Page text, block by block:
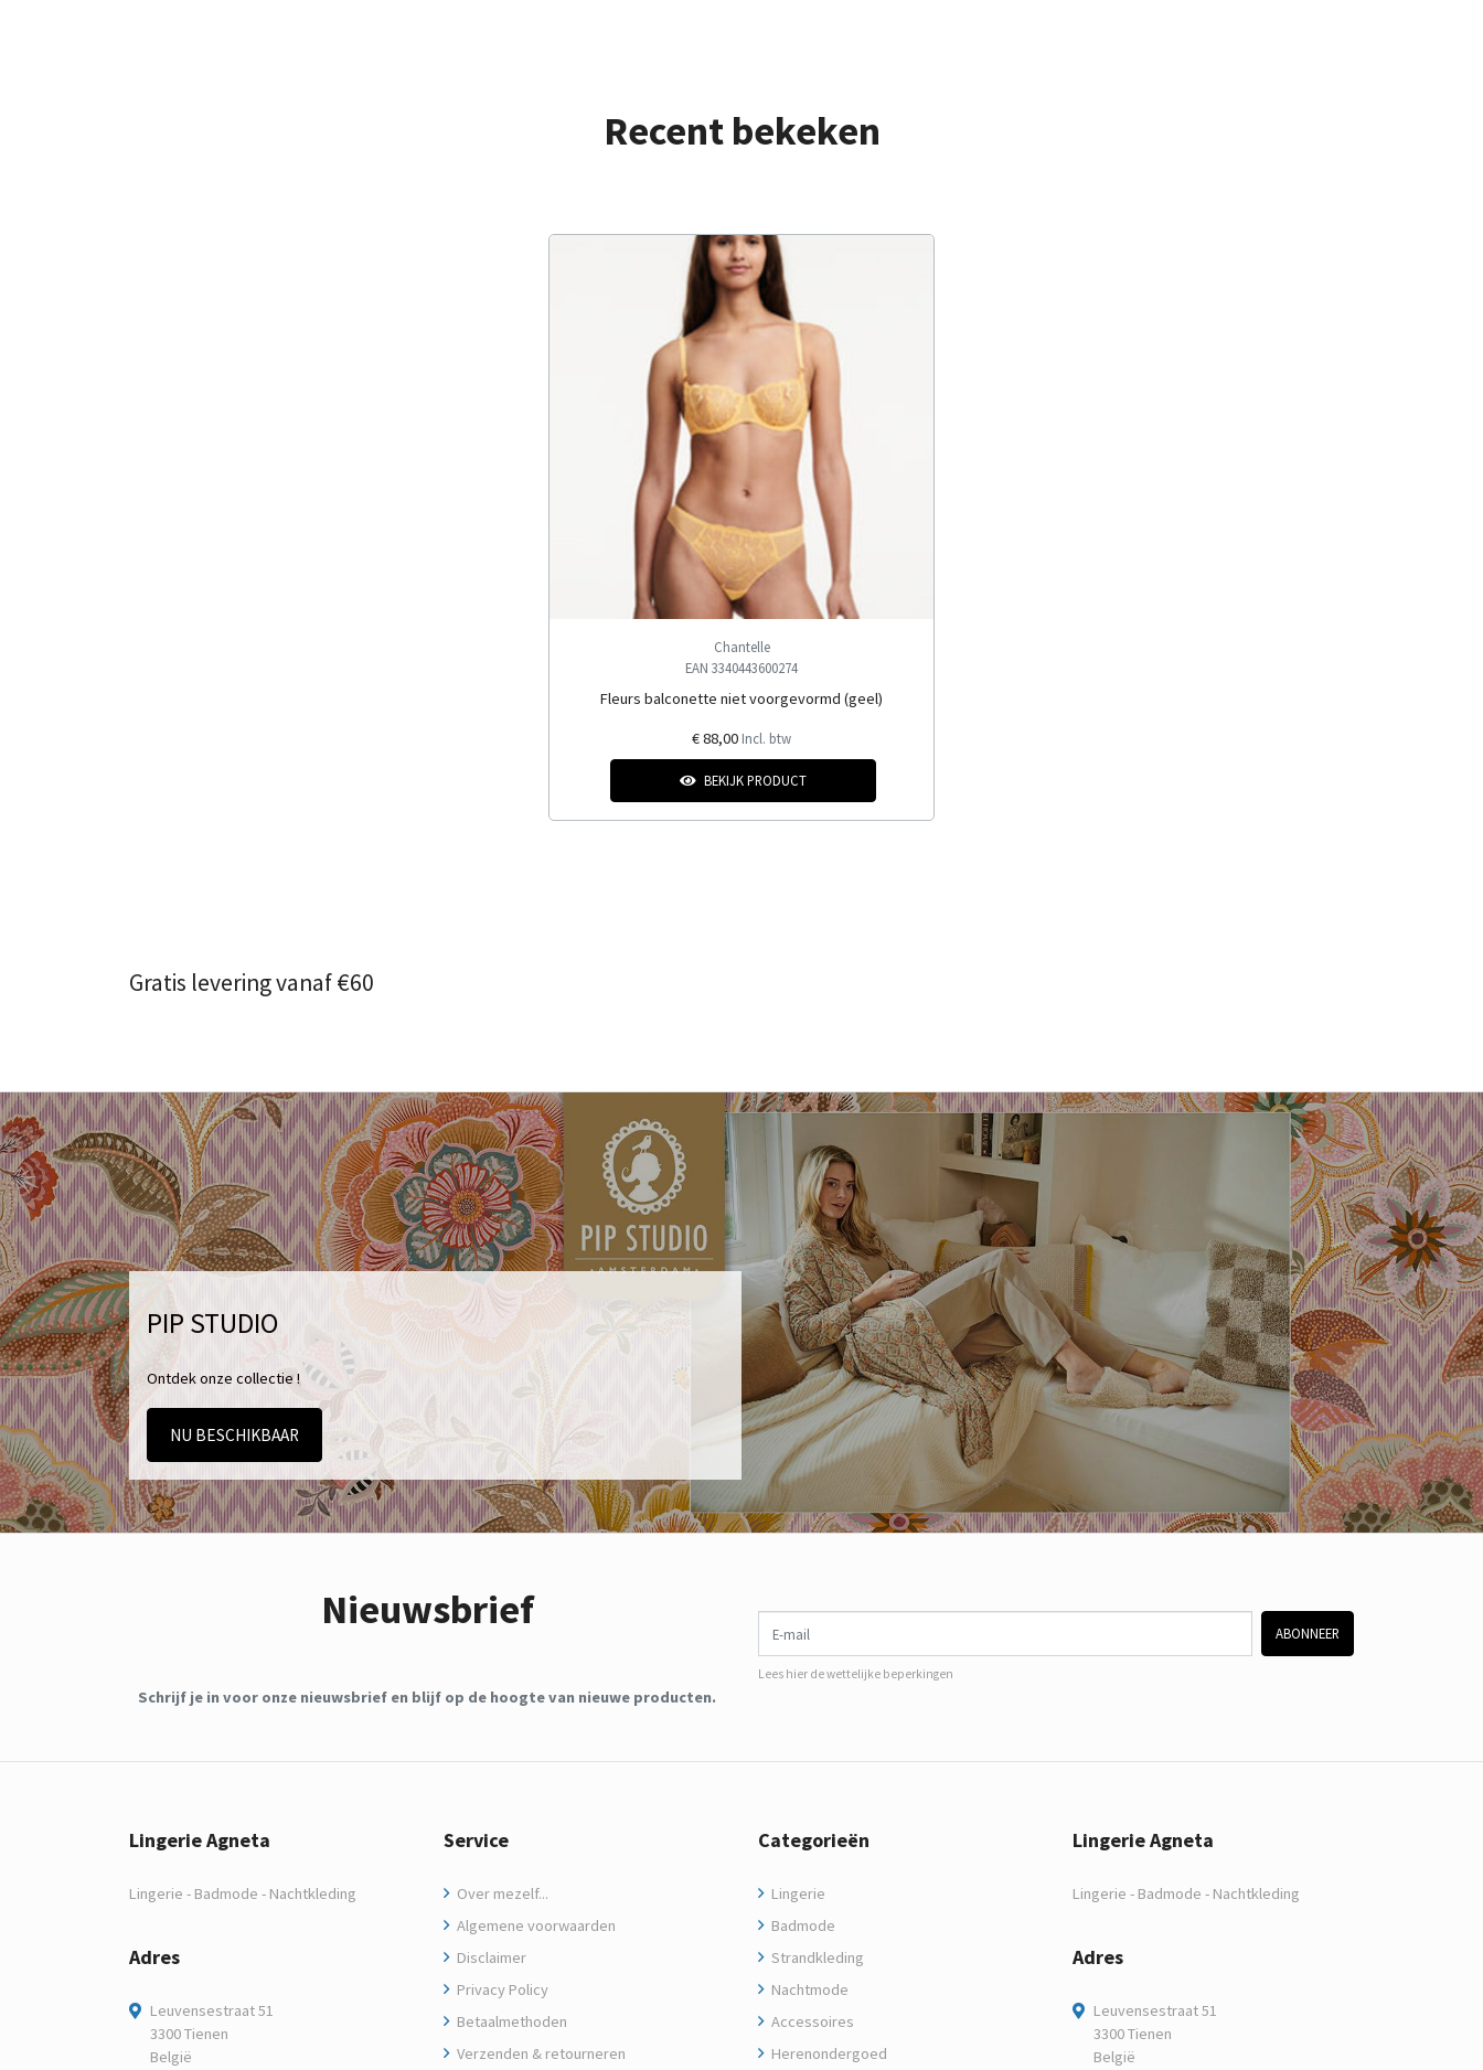
Recent bekeken
Chantelle
EAN 3340443600274
Fleurs balconette niet voorgevormd (geel)
€ 88,00 Incl. btw
BEKIJK PRODUCT
Gratis levering vanaf €60
PIP STUDIO
Ontdek onze collectie !
NU BESCHIKBAAR
Nieuwsbrief
Schrijf je in voor onze nieuwsbrief en blijf op de hoogte van nieuwe producten.
E-mail
ABONNEER
Lees hier de wettelijke beperkingen
Lingerie Agneta
Lingerie - Badmode - Nachtkleding
Adres
Leuvensestraat 51
3300 Tienen
België
Service
Over mezelf...
Algemene voorwaarden
Disclaimer
Privacy Policy
Betaalmethoden
Verzenden & retourneren
Categorieën
Lingerie
Badmode
Strandkleding
Nachtmode
Accessoires
Herenondergoed
Lingerie Agneta
Lingerie - Badmode - Nachtkleding
Adres
Leuvensestraat 51
3300 Tienen
België